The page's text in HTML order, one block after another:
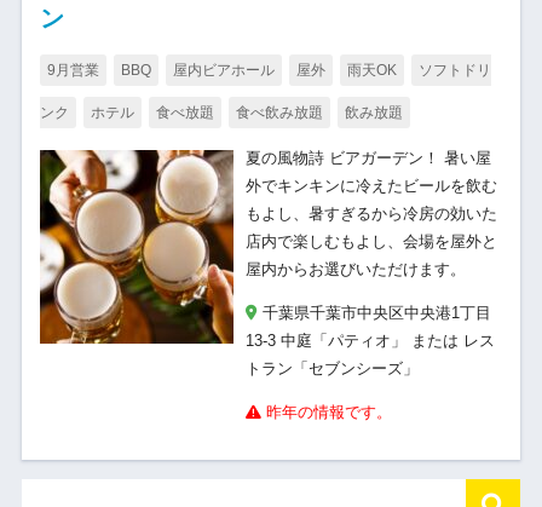
ン
9月営業 BBQ 屋内ビアホール 屋外 雨天OK ソフトドリ
ンク ホテル 食べ放題 食べ飲み放題 飲み放題
夏の風物詩 ビアガーデン！ 暑い屋
外でキンキンに冷えたビールを飲む
もよし、暑すぎるから冷房の効いた
店内で楽しむもよし、会場を屋外と
屋内からお選びいただけます。
千葉県千葉市中央区中央港1丁目
13-3 中庭「パティオ」 または レス
トラン「セブンシーズ」
昨年の情報です。